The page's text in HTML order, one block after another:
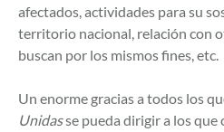
afectados, actividades para su
territorio nacional, relación con
buscan por los mismos fines, etc.
Un enorme gracias a todos los
Unidasse pueda dirigir a los que